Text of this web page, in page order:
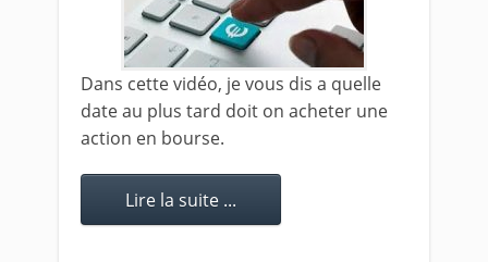
Dans cette vidéo, je vous dis a quelle
date au plus tard doit on acheter une
action en bourse.
Lire la suite ...